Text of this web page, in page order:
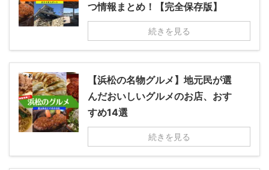
つ情報まとめ！【完全保存版】
続きを見る
【浜松の名物グルメ】地元民が選
んだおいしいグルメのお店、おす
すめ14選
続きを見る